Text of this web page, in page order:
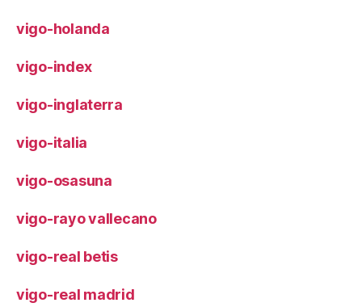
vigo-holanda
vigo-index
vigo-inglaterra
vigo-italia
vigo-osasuna
vigo-rayo vallecano
vigo-real betis
vigo-real madrid